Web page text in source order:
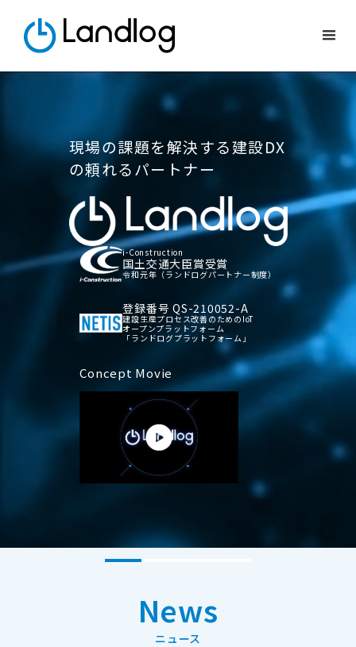
現場の課題を解決する建設DX
の頼れるパートナー
i-Construction
国土交通大臣賞受賞
令和元年（ランドログパートナー制度）
登録番号 QS-210052-A
建設生産プロセス改善のためのIoT
オープンプラットフォーム
「ランドログプラットフォーム」​
Concept Movie
News
ニュース